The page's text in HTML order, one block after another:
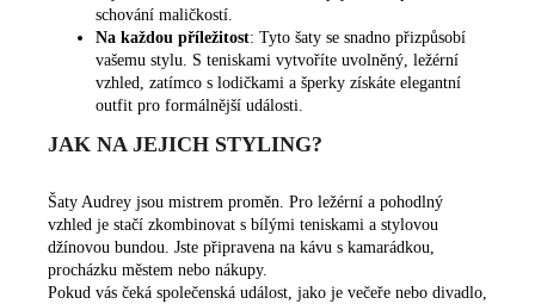
schování maličkostí.
Na každou příležitost: Tyto šaty se snadno přizpůsobí
vašemu stylu. S teniskami vytvoříte uvolněný, ležérní
vzhled, zatímco s lodičkami a šperky získáte elegantní
outfit pro formálnější události.
JAK NA JEJICH STYLING?
Šaty Audrey jsou mistrem proměn. Pro ležérní a pohodlný
vzhled je stačí zkombinovat s bílými teniskami a stylovou
džínovou bundou. Jste připravena na kávu s kamarádkou,
procházku městem nebo nákupy.
Pokud vás čeká společenská událost, jako je večeře nebo divadlo,